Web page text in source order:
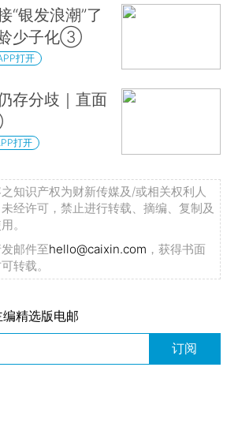
“银发浪潮”了
少子化③
打开
存分歧｜直面
打开
知识产权为财新传媒及/或相关权利人
经许可，禁止进行转载、摘编、复制及
。
邮件至hello@caixin.com ，获得书面
转载。
精选版电邮
订阅